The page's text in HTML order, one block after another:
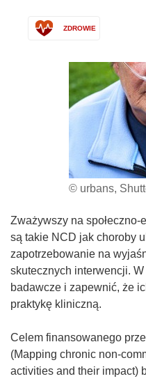
ZDROWIE
© urbans,
Zważywszy na
są takie NCD jak choroby
zapotrzebowanie na
skutecznych interwencji.
badawcze i zapewnić, że
praktykę kliniczną.
Celem finansowanego
(Mapping chronic non-
activities and their impact)